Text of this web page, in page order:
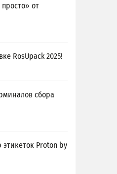
от
RosUpack 2025!
сбора
Proton by